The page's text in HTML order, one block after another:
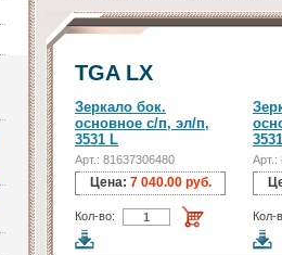
TGA LX
Зеркало бок.
основное с/п, эл/п,
3531 L
Арт.: 81637306480
Цена: 7 040.00 руб.
Кол-во:
Арт.:
Кол-